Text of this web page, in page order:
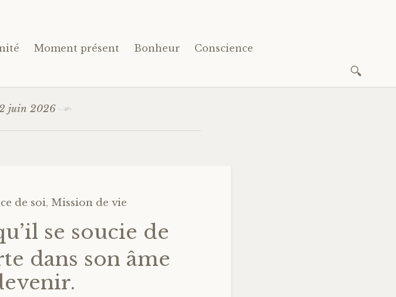
Moment présent Bonheur Conscience
juin 2026
de soi, Mission de vie
se soucie de
dans son âme